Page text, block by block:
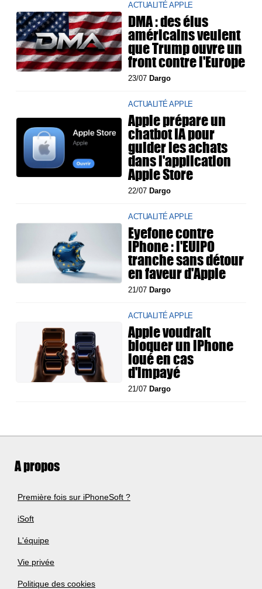
ACTUALITÉ APPLE
DMA : des élus
américains veulent
que Trump ouvre un
front contre l'Europe
23/07 Dargo
ACTUALITÉ APPLE
Apple prépare un
chatbot IA pour
guider les achats
dans l'application
Apple Store
22/07 Dargo
ACTUALITÉ APPLE
Eyefone contre
iPhone : l'EUIPO
tranche sans détour
en faveur d'Apple
21/07 Dargo
ACTUALITÉ APPLE
Apple voudrait
bloquer un iPhone
loué en cas
d'impayé
21/07 Dargo
A propos
Première fois sur iPhoneSoft ?
iSoft
L'équipe
Vie privée
Politique des cookies